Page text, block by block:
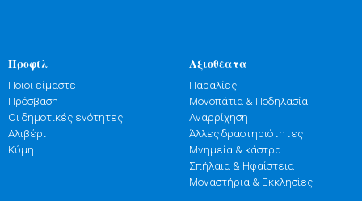
Προφίλ
Ποιοι είμαστε
Πρόσβαση
Οι δημοτικές ενότητες
Αλιβέρι
Κύμη
Αξιοθέατα
Παραλίες
Μονοπάτια & Ποδηλασία
Αναρρίχηση
Άλλες δραστηριότητες
Μνημεία & κάστρα
Σπήλαια & Ηφαίστεια
Μοναστήρια & Εκκλησίες